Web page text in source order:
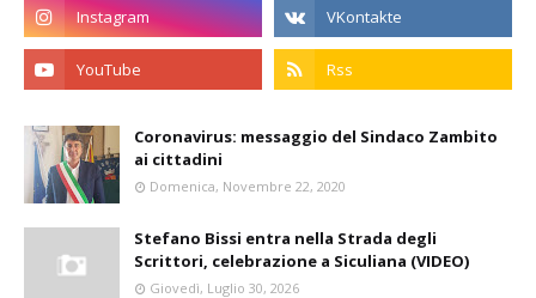
Coronavirus: messaggio del Sindaco Zambito
ai cittadini
Domenica, Novembre 22, 2020
Stefano Bissi entra nella Strada degli
Scrittori, celebrazione a Siculiana (VIDEO)
Giovedì, Luglio 30, 2026